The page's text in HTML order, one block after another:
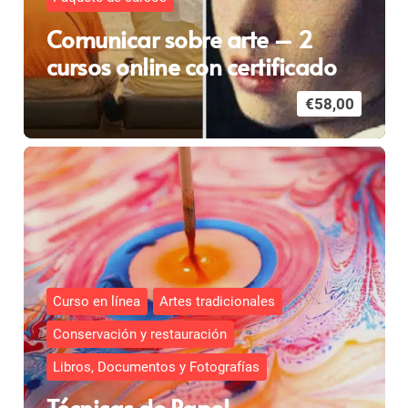
Comunicar sobre arte – 2
cursos online con certificado
€58,00
Curso en línea
Artes tradicionales
Conservación y restauración
Libros, Documentos y Fotografías